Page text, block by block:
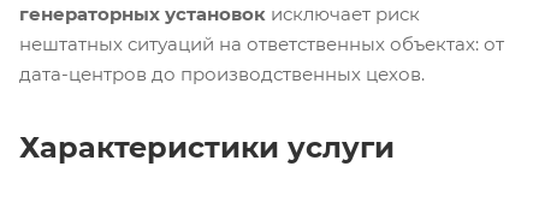
генераторных установок исключает риск
нештатных ситуаций на ответственных объектах: от
дата-центров до производственных цехов.
Характеристики услуги